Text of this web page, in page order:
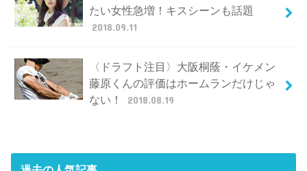
たい女性急増！キスシーンも話題
2018.09.11
〈ドラフト注目〉大阪桐蔭・イケメン
藤原くんの評価はホームランだけじゃ
ない！
2018.08.19